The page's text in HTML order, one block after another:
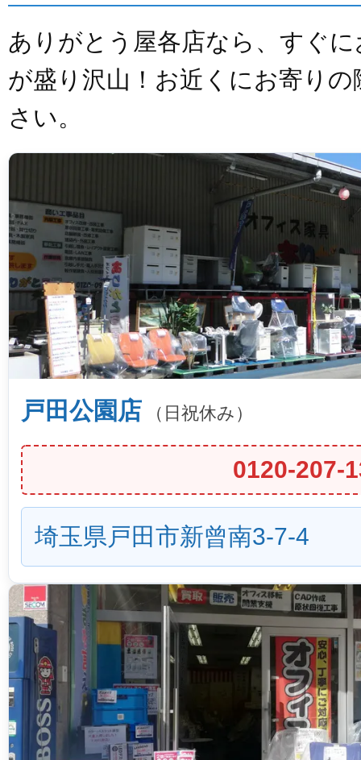
ありがとう屋各店なら、すぐ
が盛り沢山！お近くにお寄り
さい。
戸田公園店 （日祝休み）
0120-207-
埼玉県戸田市新曾南3-7-4